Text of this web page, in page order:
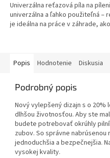
Univerzálna reťazová píla na
univerzálna a ľahko použiteľná –
je ideálna na práce v záhrade,
Popis Hodnotenie Diskusia
Podrobný popis
Nový vylepšený dizajn s o 20%
dlhšou životnosťou. Aby ste
budete potrebovať okrúhly
zubov. So správne
jednoduchšia a bezpečnejšia.
vysokej kvality.